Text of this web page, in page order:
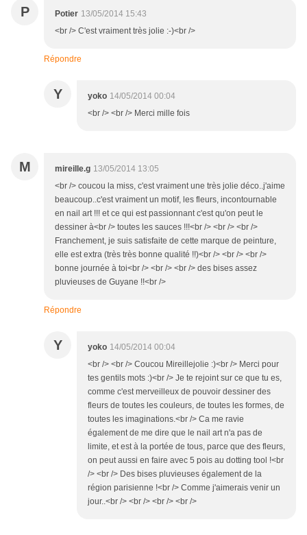
P Potier 13/05/2014 15:43
<br /> C'est vraiment très jolie :-)<br />
Répondre
Y yoko 14/05/2014 00:04
<br /> <br /> Merci mille fois
M mireille.g 13/05/2014 13:05
<br /> coucou la miss, c'est vraiment une très jolie déco..j'aime
beaucoup..c'est vraiment un motif, les fleurs, incontournable
en nail art !!! et ce qui est passionnant c'est qu'on peut le
dessiner à<br /> toutes les sauces !!!<br /> <br /> <br />
Franchement, je suis satisfaite de cette marque de peinture,
elle est extra (très très bonne qualité !!)<br /> <br /> <br />
bonne journée à toi<br /> <br /> <br /> des bises assez
pluvieuses de Guyane !!<br />
Répondre
Y yoko 14/05/2014 00:04
<br /> <br /> Coucou Mireillejolie :)<br /> Merci pour
tes gentils mots :)<br /> Je te rejoint sur ce que tu es,
comme c'est merveilleux de pouvoir dessiner des
fleurs de toutes les couleurs, de toutes les formes, de
toutes les imaginations.<br /> Ca me ravie
également de me dire que le nail art n'a pas de
limite, et est à la portée de tous, parce que des fleurs,
on peut aussi en faire avec 5 pois au dotting tool !<br
/> <br /> Des bises pluvieuses également de la
région parisienne !<br /> Comme j'aimerais venir un
jour..<br /> <br /> <br /> <br />